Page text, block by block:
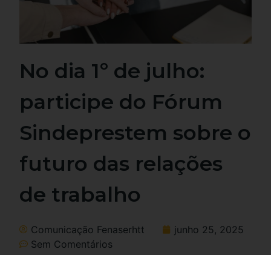
No dia 1º de julho:
participe do Fórum
Sindeprestem sobre o
futuro das relações
de trabalho
Comunicação Fenaserhtt
junho 25, 2025
Sem Comentários